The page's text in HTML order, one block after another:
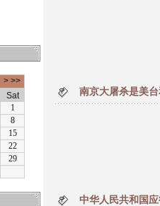
南京大屠杀是美
中华人民共和国